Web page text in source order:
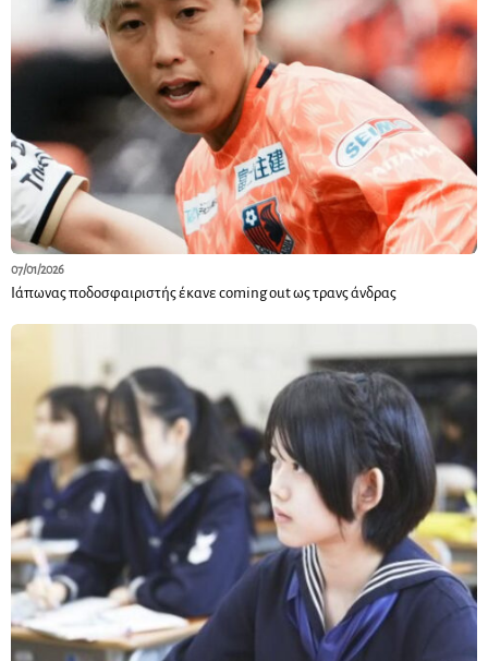
07/01/2026
Ιάπωνας ποδοσφαιριστής έκανε coming out ως τρανς άνδρας